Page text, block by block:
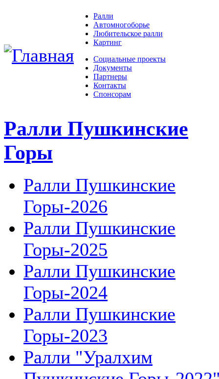
Ралли
Автомногоборье
Любительское ралли
Картинг
Социальные проекты
Документы
Партнеры
Контакты
Спонсорам
Ралли Пушкинские
Горы
Ралли Пушкинские
Горы-2026
Ралли Пушкинские
Горы-2025
Ралли Пушкинские
Горы-2024
Ралли Пушкинские
Горы-2023
Ралли "Уралхим